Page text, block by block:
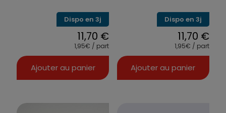
Dispo en 3j
11,70 €
1,95€ / part
Ajouter au panier
Dispo en 3j
11,70 €
1,95€ / part
Ajouter au panier